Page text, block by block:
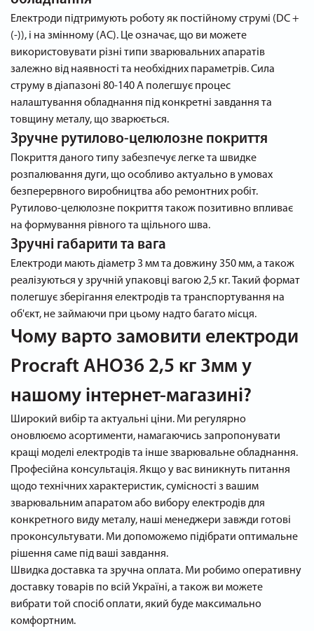
Електроди підтримують роботу як постійному струмі (DC +
(-)), і на змінному (AC). Це означає, що ви можете
використовувати різні типи зварювальних апаратів
залежно від наявності та необхідних параметрів. Сила
струму в діапазоні 80-140 А полегшує процес
налаштування обладнання під конкретні завдання та
товщину металу, що зварюється.
Зручне рутилово-целюлозне покриття
Покриття даного типу забезпечує легке та швидке
розпалювання дуги, що особливо актуально в умовах
безперервного виробництва або ремонтних робіт.
Рутилово-целюлозне покриття також позитивно впливає
на формування рівного та щільного шва.
Зручні габарити та вага
Електроди мають діаметр 3 мм та довжину 350 мм, а також
реалізуються у зручній упаковці вагою 2,5 кг. Такий формат
полегшує зберігання електродів та транспортування на
об'єкт, не займаючи при цьому надто багато місця.
Чому варто замовити електроди
Procraft AHO36 2,5 кг 3мм у
нашому інтернет-магазині?
Широкий вибір та актуальні ціни. Ми регулярно
оновлюємо асортименти, намагаючись запропонувати
кращі моделі електродів та інше зварювальне обладнання.
Професійна консультація. Якщо у вас виникнуть питання
щодо технічних характеристик, сумісності з вашим
зварювальним апаратом або вибору електродів для
конкретного виду металу, наші менеджери завжди готові
проконсультувати. Ми допоможемо підібрати оптимальне
рішення саме під ваші завдання.
Швидка доставка та зручна оплата. Ми робимо оперативну
доставку товарів по всій Україні, а також ви можете
вибрати той спосіб оплати, який буде максимально
комфортним.